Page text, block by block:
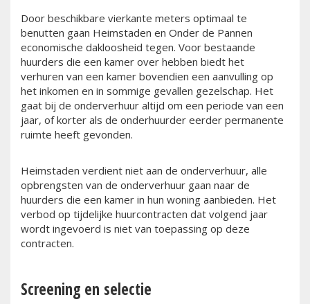
Door beschikbare vierkante meters optimaal te
benutten gaan Heimstaden en Onder de Pannen
economische dakloosheid tegen. Voor bestaande
huurders die een kamer over hebben biedt het
verhuren van een kamer bovendien een aanvulling op
het inkomen en in sommige gevallen gezelschap. Het
gaat bij de onderverhuur altijd om een periode van een
jaar, of korter als de onderhuurder eerder permanente
ruimte heeft gevonden.
Heimstaden verdient niet aan de onderverhuur, alle
opbrengsten van de onderverhuur gaan naar de
huurders die een kamer in hun woning aanbieden. Het
verbod op tijdelijke huurcontracten dat volgend jaar
wordt ingevoerd is niet van toepassing op deze
contracten.
Screening en selectie